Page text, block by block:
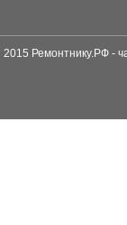
2015 Ремонтнику.РФ -